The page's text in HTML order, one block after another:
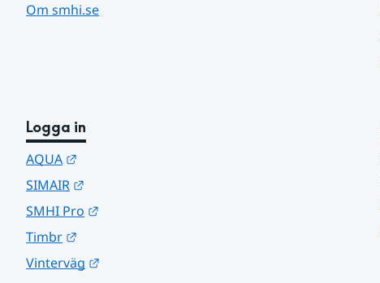
Om smhi.se
Logga in
AQUA
SIMAIR
SMHI Pro
Timbr
Vinterväg